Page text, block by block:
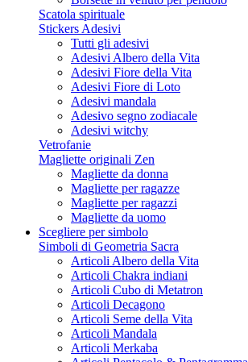
Scatola spirituale
Stickers Adesivi
Tutti gli adesivi
Adesivi Albero della Vita
Adesivi Fiore della Vita
Adesivi Fiore di Loto
Adesivi mandala
Adesivo segno zodiacale
Adesivi witchy
Vetrofanie
Magliette originali Zen
Magliette da donna
Magliette per ragazze
Magliette per ragazzi
Magliette da uomo
Scegliere per simbolo
Simboli di Geometria Sacra
Articoli Albero della Vita
Articoli Chakra indiani
Articoli Cubo di Metatron
Articoli Decagono
Articoli Seme della Vita
Articoli Mandala
Articoli Merkaba